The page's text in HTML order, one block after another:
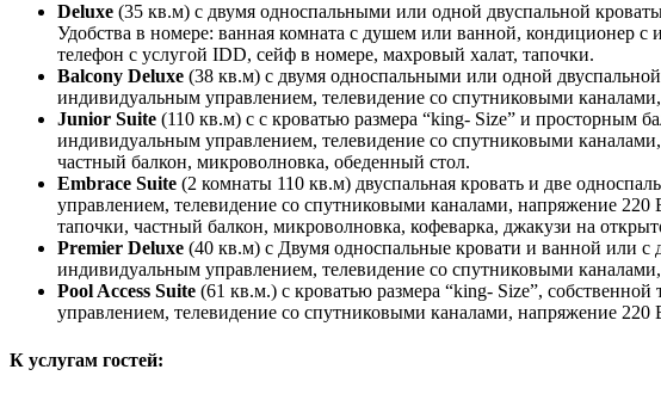
Deluxe (35 кв.м) с двумя односпальными или одной двуспальной
Удобства в номере: ванная комната с душем или ванной, кондиционер
телефон с услугой IDD, сейф в номере, махровый халат, тапочки.
Balcony Deluxe (38 кв.м) с двумя односпальными или одной
индивидуальным управлением, телевидение со спутниковыми
Junior Suite (110 кв.м) с с кроватью размера “king- Size” и просторным
индивидуальным управлением, телевидение со спутниковыми
частный балкон, микроволновка, обеденный стол.
Embrace Suite (2 комнаты 110 кв.м) двуспальная кровать и две
управлением, телевидение со спутниковыми каналами, напряжение
тапочки, частный балкон, микроволновка, кофеварка, джакузи на
Premier Deluxe (40 кв.м) с Двумя односпальные кровати и ванной или
индивидуальным управлением, телевидение со спутниковыми
Pool Access Suite (61 кв.м.) с кроватью размера “king- Size”,
управлением, телевидение со спутниковыми каналами, напряжение
К услугам гостей: